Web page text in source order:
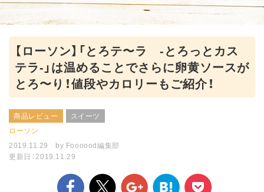
【ローソン】「とろテ〜ラ -とろっとカス
テラ-」は温めることでさらに卵黄ソースが
とろ〜り！値段やカロリーもご紹介！
商品レビュー
スイーツ
ローソン
2019.11.29
by Foooood編集部
更新日：2019.11.29